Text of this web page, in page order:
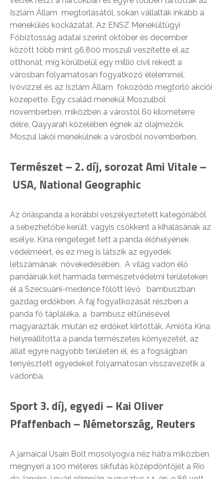
Iszlám Állam megtorlásától, sokan vállalták inkább a
menekülés kockázatát. Az ENSZ Menekültügyi
Főbiztosság adatai szerint október és december
között több mint 96,800 moszuli veszítette el az
otthonát, míg körülbelül egy millió civil rekedt a
városban folyamatosan fogyatkozó élelemmel,
ivóvízzel és az Iszlám Állam fokozódó megtorló akciói
közepette. Egy család menekül Moszulból
novemberben, miközben a várostól 60 kilométerre
délre, Qayyarah közelében égnek az olajmezők.
Moszul lakói menekülnek a városból novemberben.
Természet – 2. díj, sorozatAmi Vitale –
USA, National Geographic
Az óriáspanda a korábbi veszélyeztetett kategóriából
a sebezhetőbe került, vagyis csökkent a kihalásának az
esélye. Kína rengeteget tett a panda élőhelyének
védelméért, és ez meg is látszik az egyedek
létszámának növekedésében. A világ vadon élő
pandáinak két harmada természetvédelmi területeken
él a Szecsuani-medence fölött lévő bambuszban
gazdag erdőkben. A faj fogyatkozását részben a
panda fő tápláléka, a bambusz eltűnésével
magyarázták, miután ez erdőket kiirtották. Amióta Kína
helyreállította a panda természetes környezetét, az
állat egyre nagyobb területen él, és a fogságban
tenyésztett egyedeket folyamatosan visszavezetik a
vadonba.
Sport 3. díj, egyedi – Kai Oliver
Pfaffenbach – Németország, Reuters
A jamaicai Usain Bolt mosolyogva néz hátra miközben
megnyeri a 100 méteres síkfutás középdöntőjét a Rio